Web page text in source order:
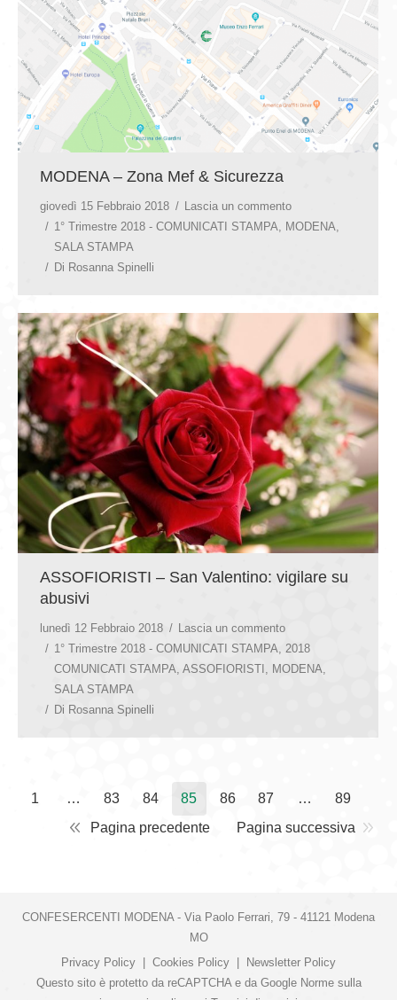
MODENA – Zona Mef & Sicurezza
giovedì 15 Febbraio 2018
Lascia un commento
1° Trimestre 2018 - COMUNICATI STAMPA, MODENA,
SALA STAMPA
Di Rosanna Spinelli
ASSOFIORISTI – San Valentino: vigilare su
abusivi
lunedì 12 Febbraio 2018
Lascia un commento
1° Trimestre 2018 - COMUNICATI STAMPA
2018
COMUNICATI STAMPA ASSOFIORISTI MODENA
SALA STAMPA
Di Rosanna Spinelli
1 … 83 84 85 86 87 …
89
Pagina precedente
Pagina successiva
CONFESERCENTI MODENA - Via Paolo Ferrari, 79 - 41121 Modena
MO
Privacy Policy
Cookies Policy
Newsletter Policy
Questo sito è protetto da reCAPTCHA e da Google Norme sulla